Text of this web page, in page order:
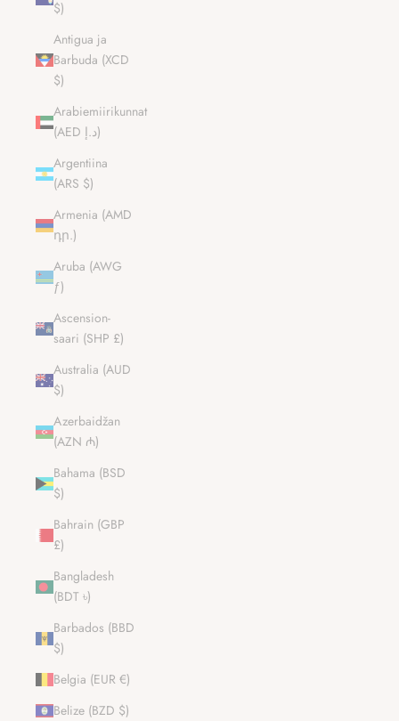
$)
Antigua ja
Barbuda (XCD
$)
Arabiemiirikunnat
(AED د.إ)
Argentiina
(ARS $)
Armenia (AMD
դր.)
Aruba (AWG
ƒ)
Ascension-
saari (SHP £)
Australia (AUD
$)
Azerbaidžan
(AZN ₼)
Bahama (BSD
$)
Bahrain (GBP
£)
Bangladesh
(BDT ৳)
Barbados (BBD
$)
Belgia (EUR €)
Belize (BZD $)